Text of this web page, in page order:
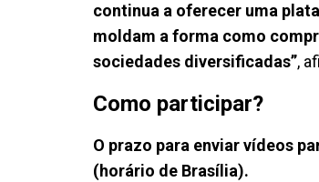
continua a oferecer uma
moldam a forma como
sociedades diversificadas”,
Como participar?
O prazo para enviar vídeos
(horário de Brasília).